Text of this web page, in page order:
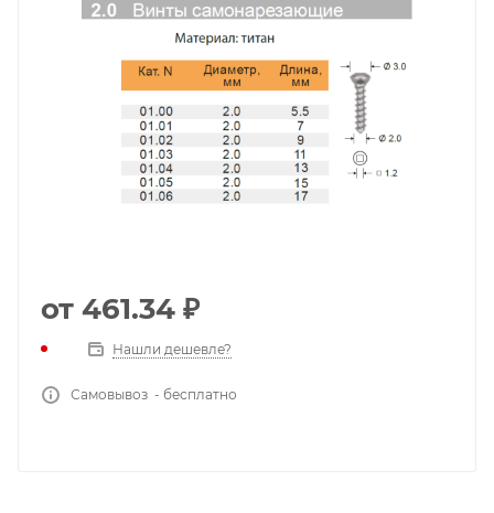
от 461.34 ₽
Нашли дешевле?
Самовывоз - бесплатно